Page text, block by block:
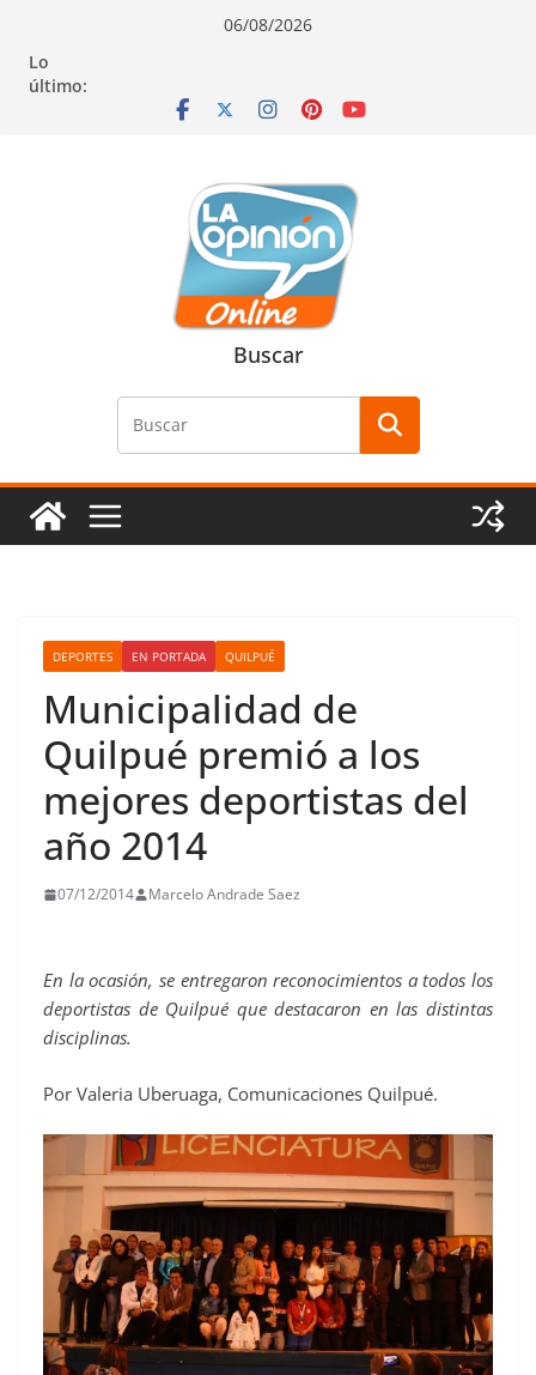
contenido
navegación
contenido
06/08/2026
Lo
último:
Buscar
DEPORTES EN PORTADA QUILPUÉ
Municipalidad de
Quilpué premió a los
mejores deportistas del
año 2014
07/12/2014 Marcelo Andrade Saez
En la ocasión, se entregaron reconocimientos a todos los
deportistas de Quilpué que destacaron en las distintas
disciplinas.
Por Valeria Uberuaga, Comunicaciones Quilpué.